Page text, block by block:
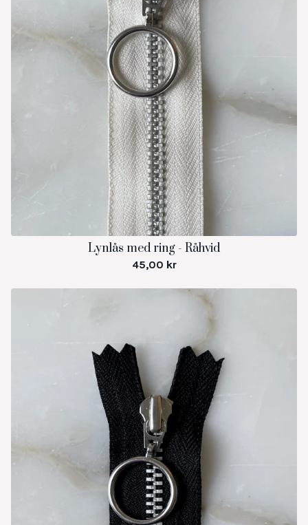
Lynlås med ring - Råhvid
45,00 kr